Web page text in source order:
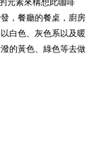
，餐廳的餐桌，廚房
白色、灰色系以及暖
的黃色、綠色等去做